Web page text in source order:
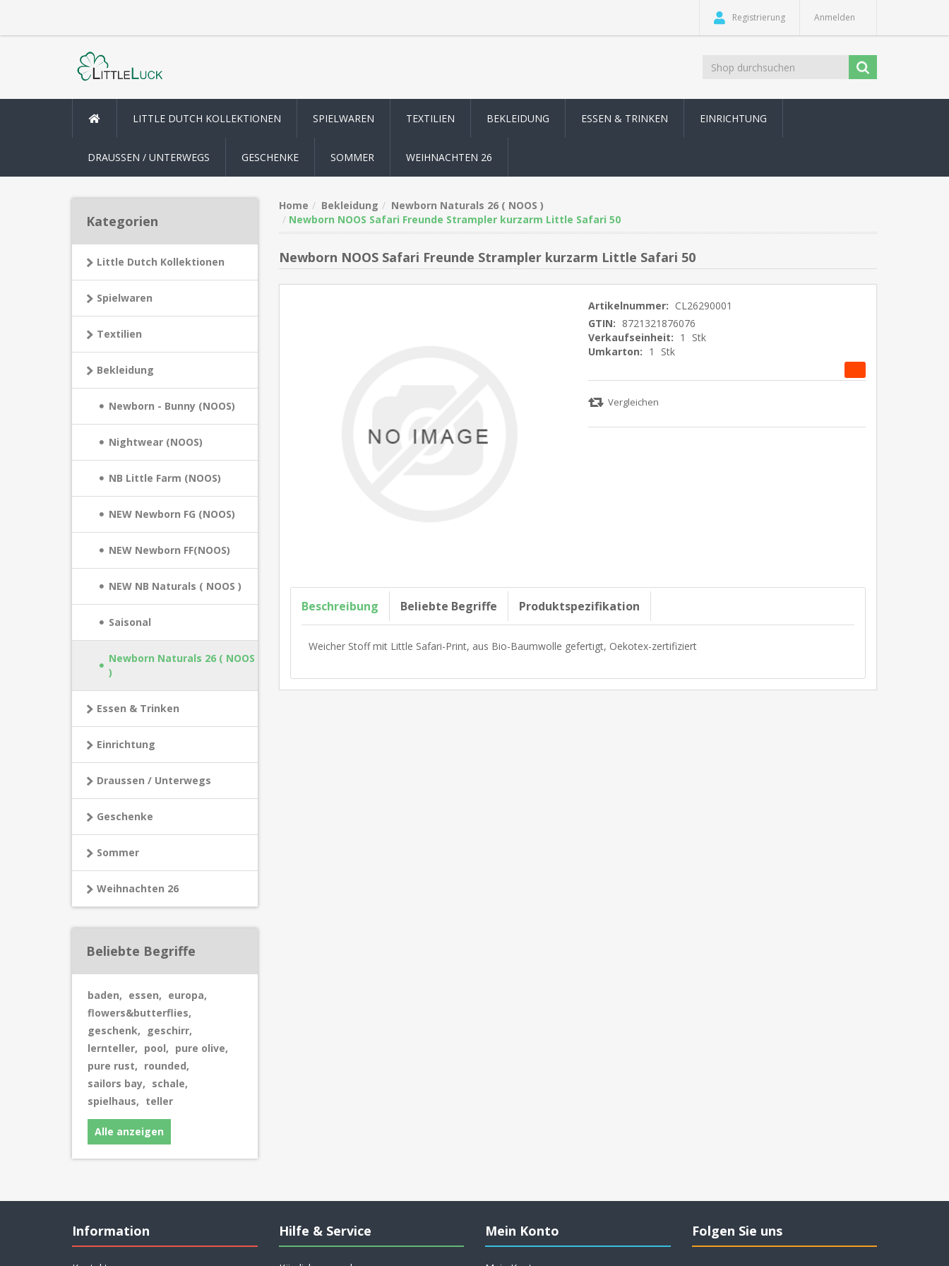
Registrierung Anmelden
LITTLE DUTCH KOLLEKTIONEN SPIELWAREN TEXTILIEN BEKLEIDUNG ESSEN & TRINKEN EINRICHTUNG
DRAUSSEN / UNTERWEGS GESCHENKE SOMMER WEIHNACHTEN 26
Kategorien
Little Dutch Kollektionen
Spielwaren
Textilien
Bekleidung
Newborn - Bunny (NOOS)
Nightwear (NOOS)
NB Little Farm (NOOS)
NEW Newborn FG (NOOS)
NEW Newborn FF(NOOS)
NEW NB Naturals ( NOOS )
Saisonal
Newborn Naturals 26 ( NOOS
)
Essen & Trinken
Einrichtung
Draussen / Unterwegs
Geschenke
Sommer
Weihnachten 26
Beliebte Begriffe
baden, essen, europa,
flowers&butterflies,
geschenk, geschirr,
lernteller, pool, pure olive,
pure rust, rounded,
sailors bay, schale,
spielhaus, teller
Alle anzeigen
Home Bekleidung
Newborn Naturals 26 ( NOOS )
Newborn NOOS Safari Freunde Strampler kurzarm Little Safari 50
Newborn NOOS Safari Freunde Strampler kurzarm Little Safari 50
Artikelnummer: CL26290001
GTIN: 8721321876076
Verkaufseinheit: 1
Stk
Umkarton: 1 Stk
Beschreibung Beliebte Begriffe Produktspezifikation
Weicher Stoff mit Little Safari-Print, aus Bio-Baumwolle gefertigt, Oekotex-zertifiziert
Information Hilfe & Service Mein Konto Folgen Sie uns